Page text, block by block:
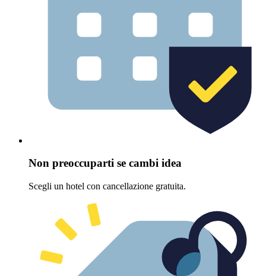
Non preoccuparti se cambi idea
Scegli un hotel con cancellazione gratuita.